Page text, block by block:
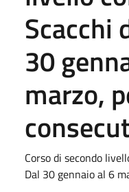
Scacchi
30
marzo,
Corso di secondo
Dal 30 gennaio al 6